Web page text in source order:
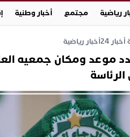
رياضية مجتمع أخبار وطنية
24 أخبار رياضية
موعد ومكان جمعيه